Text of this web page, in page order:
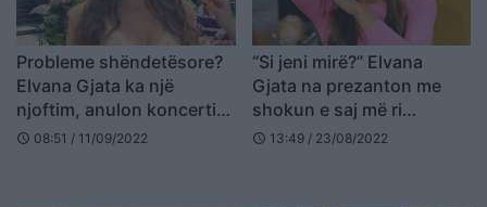
Probleme shëndetësore?
Elvana Gjata ka një
njoftim, anulon koncertin
në Zvicër
schedule 08:51 / 11/09/2022
“Si jeni mirë?” Elvana
Gjata na prezanton me
shokun e saj më ri
(VIDEO)
schedule 13:49 / 23/08/2022